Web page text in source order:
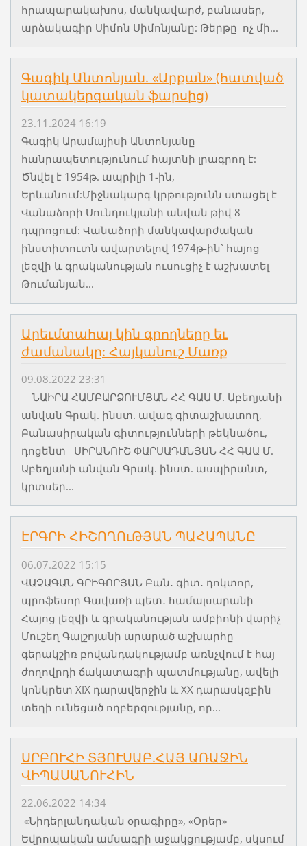
հրապարակախոս, մանկավարժ, բանասեր,
արձակագիր Սիմոն Սիմոնյանը: Թերթը ոչ մի...
Գագիկ Անտոնյան. «Արքան» (հատված
կատակերգական ֆարսից)
23.11.2024 16:19
Գագիկ Արամայիսի Անտոնյանը
հանրապետությունում հայտնի լրագրող է:
Ծնվել է 1954թ. ապրիլի 1-ին,
Երևանում:Միջնակարգ կրթությունն ստացել է
Վանաձորի Սունդուկյանի անվան թիվ 8
դպրոցում: Վանաձորի մանկավարժական
ինստիտուտն ավարտելով 1974թ-ին` հայոց
լեզվի և գրականության ուսուցիչ է աշխատել
Թումանյան...
Արեւմտահայ կին գրողները եւ
ժամանակը: Հայկանուշ Մառք
09.08.2022 23:31
ՆԱԻՐԱ ՀԱՄԲԱՐՁՈՒՄՅԱՆ ՀՀ ԳԱԱ Մ. Աբեղյանի
անվան Գրակ. ինստ. ավագ գիտաշխատող,
Բանասիրական գիտությունների թեկնածու,
դոցենտ ՍԻՐԱՆՈՒՇ ՓԱՐՍԱԴԱՆՅԱՆ ՀՀ ԳԱԱ Մ.
Աբեղյանի անվան Գրակ. ինստ. ասպիրանտ,
կրտսեր...
ԷՐԳՐԻ ՀԻՇՈՂՈւԹՅԱՆ ՊԱՀԱՊԱՆԸ
06.07.2022 15:15
ՎԱՉԱԳԱՆ ԳՐԻԳՈՐՅԱՆ Բան․ գիտ․ դոկտոր,
պրոֆեսոր Գավառի պետ․ համալսարանի
Հայոց լեզվի և գրականության ամբիոնի վարիչ
Մուշեղ Գալշոյանի արարած աշխարհը
գերակշիռ բովանդակությամբ առնչվում է հայ
ժողովրդի ճակատագրի պատմությանը, ավելի
կոնկրետ XIX դարավերջին և XX դարասկզբին
տեղի ունեցած ողբերգությանը, որ...
ՍՐԲՈՒՀԻ ՏՅՈՒՍԱԲ.ՀԱՅ ԱՌԱՋԻՆ
ՎԻՊԱՍԱՆՈՒՀԻՆ
22.06.2022 14:34
«Նիդերլանդական օրագիրը», «Օրեր»
Եվրոպական ամսագրի աջակցությամբ, սկսում